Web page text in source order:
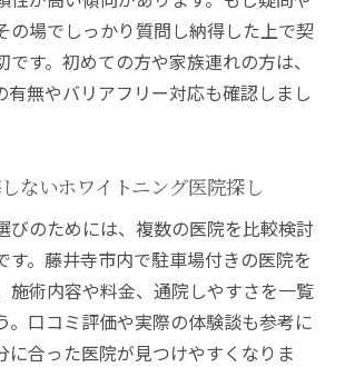
の場でしっかり質問し納得した上で契
す。初めての方や家族連れの方は、
有無やバリアフリー対応も確認しまし
ないホワイトニング医院探し
びのためには、複数の医院を比較検討
す。藤井寺市内で駐車場付きの医院を
施術内容や料金、通院しやすさを一覧
。口コミ評価や実際の体験談も参考に
に合った医院が見つけやすくなりま